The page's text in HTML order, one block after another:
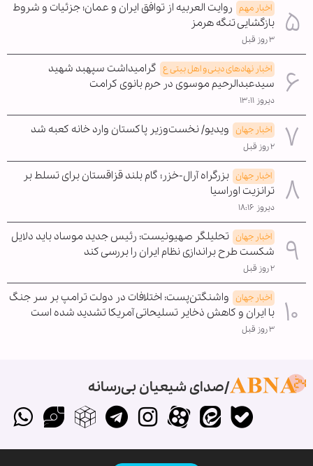
اخبار مهم روایت العربیه از توافق ایران و عمان؛ جزئیات و شروط
بازگشایی تنگه هرمز
۳ روز قبل
اخبار نهادهای دینی و اهل بیتی ع گرامیداشت سپهبد شهید
سیدعبدالرحیم موسوی در حرم بانوی کرامت
دیروز ۱۳:۱۱
اخبار جهان ویدیو/ نخست‌وزیر پاکستان وارد خانه کعبه شد
۲ روز قبل
اخبار جهان بزرگراه آرال-خزر؛ گام بلند قزاقستان برای تسلط بر
ترانزیت اوراسیا
دیروز ۱۸:۱۶
اخبار جهان تحلیلگر صهیونیست: رئیس جدید موساد باید دلایل
شکست طرح براندازی نظام ایران را بررسی کند
۲ روز قبل
اخبار جهان واشنگتن‌پست: اختلافات در دولت ترامپ بر سر جنگ
با ایران و کاهش ذخایر تسلیحاتی آمریکا تشدید شده است
۳ روز قبل
صدای شیعیان بی‌رسانه